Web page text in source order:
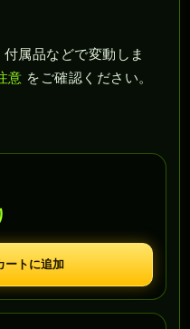
属品などで変動しま
意 をご確認ください。
ートに追加